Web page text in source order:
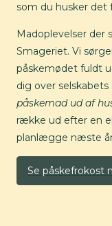
som du husker det
Madoplevelser der
Smageriet. Vi
påskemødet fuldt
dig over
påskemad ud af
række ud efter en
planlægge næste
Se påskefrokost